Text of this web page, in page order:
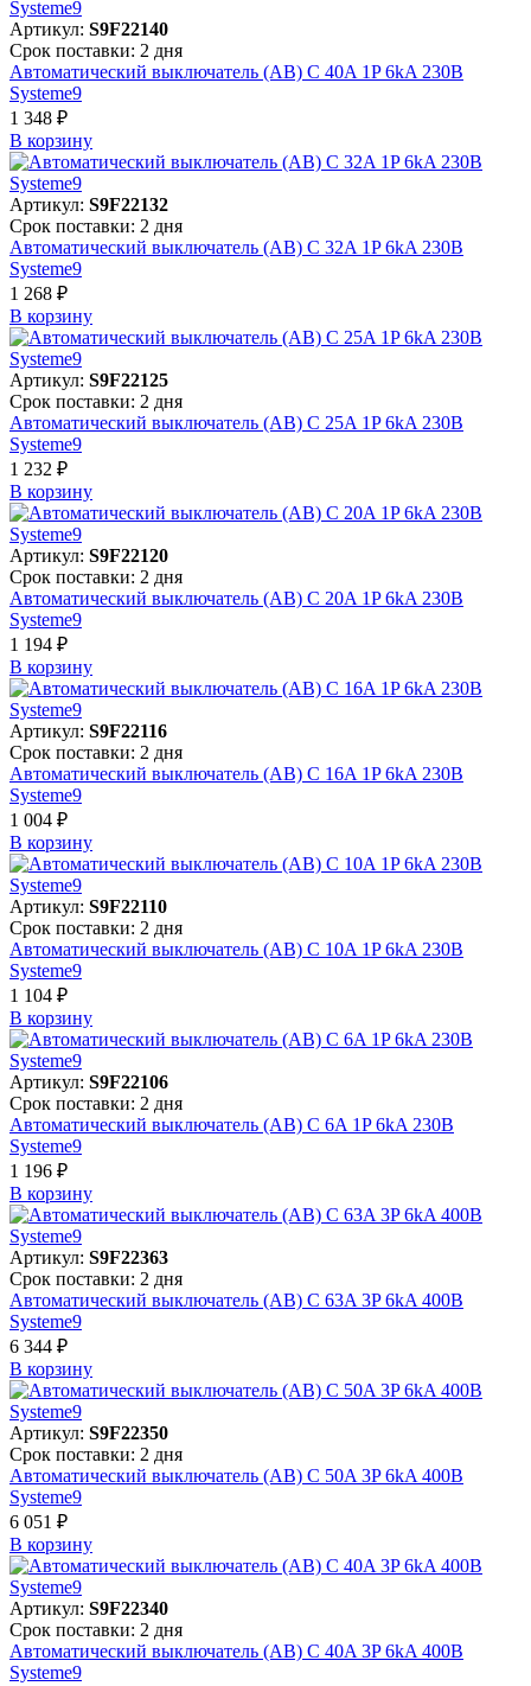
Артикул: S9F22140
Срок поставки: 2 дня
Автоматический выключатель (АВ) C 40A 1P 6kA 230В
Systeme9
1 348 ₽
В корзинy
Артикул: S9F22132
Срок поставки: 2 дня
Автоматический выключатель (АВ) C 32A 1P 6kA 230В
Systeme9
1 268 ₽
В корзинy
Артикул: S9F22125
Срок поставки: 2 дня
Автоматический выключатель (АВ) C 25A 1P 6kA 230В
Systeme9
1 232 ₽
В корзинy
Артикул: S9F22120
Срок поставки: 2 дня
Автоматический выключатель (АВ) C 20A 1P 6kA 230В
Systeme9
1 194 ₽
В корзинy
Артикул: S9F22116
Срок поставки: 2 дня
Автоматический выключатель (АВ) C 16A 1P 6kA 230В
Systeme9
1 004 ₽
В корзинy
Артикул: S9F22110
Срок поставки: 2 дня
Автоматический выключатель (АВ) C 10A 1P 6kA 230В
Systeme9
1 104 ₽
В корзинy
Артикул: S9F22106
Срок поставки: 2 дня
Автоматический выключатель (АВ) C 6A 1P 6kA 230В
Systeme9
1 196 ₽
В корзинy
Артикул: S9F22363
Срок поставки: 2 дня
Автоматический выключатель (АВ) C 63A 3P 6kA 400В
Systeme9
6 344 ₽
В корзинy
Артикул: S9F22350
Срок поставки: 2 дня
Автоматический выключатель (АВ) C 50A 3P 6kA 400В
Systeme9
6 051 ₽
В корзинy
Артикул: S9F22340
Срок поставки: 2 дня
Автоматический выключатель (АВ) C 40A 3P 6kA 400В
Systeme9